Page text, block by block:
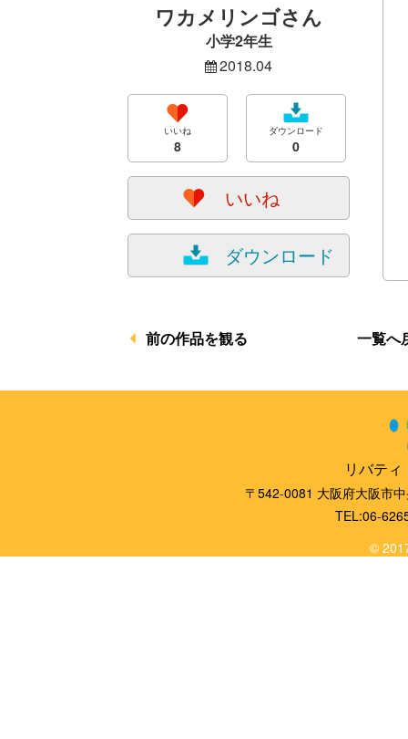
ワカメリンゴさん
小学2年生
2018.04
いいね
8
ダウンロード
0
いいね
ダウンロード
前の作品を観る 一覧へ
リバテ
〒542-0081 大阪府大阪市
TEL:06-
©